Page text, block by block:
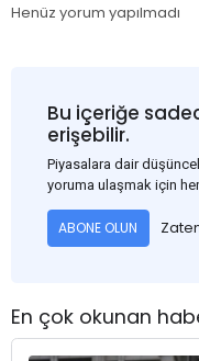
Henüz yorum yapılmadı
Bu içeriğe
erişebilir.
Piyasalara dair
yoruma ulaşmak için
ABONE OLUN
En çok okunan